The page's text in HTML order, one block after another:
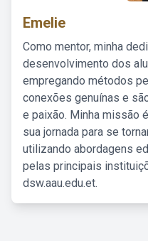
Emelie
Como mentor, minha
desenvolvimento dos
empregando métodos
conexões genuínas e
e paixão. Minha missão
sua jornada para se
utilizando abordagens
pelas principais
dsw.aau.edu.et.